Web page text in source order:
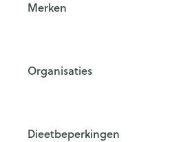
Merken
Organisaties
Dieetbeperkingen